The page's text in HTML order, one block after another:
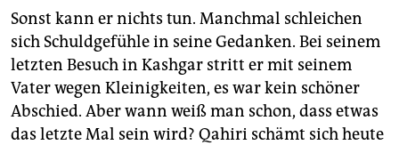
Sonst kann er nichts tun. Manchmal schleichen
sich Schuldgefühle in seine Gedanken. Bei seinem
letzten Besuch in Kashgar stritt er mit seinem
Vater wegen Kleinigkeiten, es war kein schöner
Abschied. Aber wann weiß man schon, dass etwas
das letzte Mal sein wird? Qahiri schämt sich heute